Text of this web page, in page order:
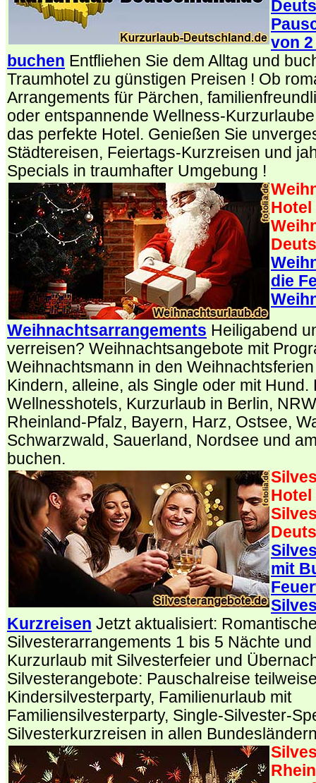
von 2
buchen Entfliehen Sie dem Alltag und
Traumhotel zu günstigen Preisen ! Ob
Arrangements für Pärchen,
oder entspannende Wellness-
das perfekte Hotel. Genießen Sie
Städtereisen, Feiertags-Kurzreisen und
Specials in traumhafter Umgebung !
Hotel
die
Weihnachtsarrangements Heiligabend
verreisen? Weihnachtsangebote mit
Weihnachtsmann in den
Kindern, alleine, als Single oder mit Hund.
Wellnesshotels, Kurzurlaub in Berlin,
Rheinland-Pfalz, Bayern, Harz, Ostsee,
Schwarzwald, Sauerland, Nordsee und
buchen.
Hotel
mit
Kurzreisen Jetzt aktualisiert:
Silvesterarrangements 1 bis 5 Nächte
Kurzurlaub mit Silvesterfeier und
Silvesterangebote: Pauschalreise
Kindersilvesterparty, Familienurlaub mit
Familiensilvesterparty, Single-Silvester-
Silvesterkurzreisen in allen